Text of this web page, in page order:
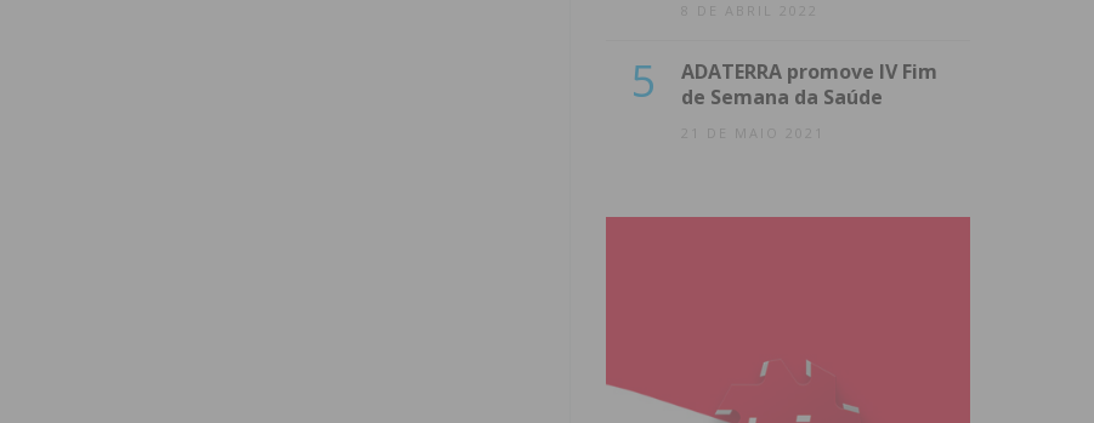
8 DE ABRIL 2022
5
ADATERRA promove IV Fim
de Semana da Saúde
21 DE MAIO 2021